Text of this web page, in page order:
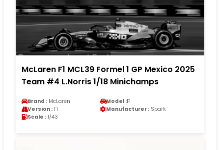
McLaren F1 MCL39 Formel 1 GP Mexico 2025
Team #4 L.Norris 1/18 Minichamps
Brand : McLaren Model :F1
Version : F1 Manufacturer : Spark
Scale : 1/43